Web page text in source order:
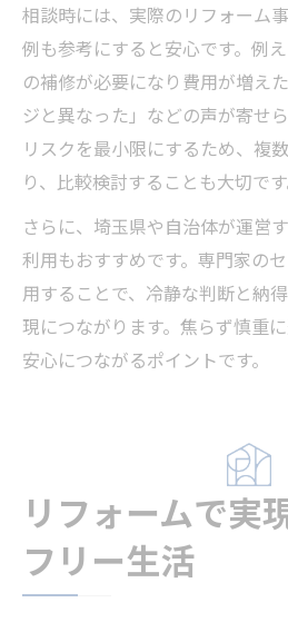
相談時には、実際のリフォーム
例も参考にすると安心です。例
の補修が必要になり費用が増え
ジと異なった」などの声が寄せ
リスクを最小限にするため、複
り、比較検討することも大切です
さらに、埼玉県や自治体が運営
利用もおすすめです。専門家の
用することで、冷静な判断と納
現につながります。焦らず慎重
安心につながるポイントです。
リフォームで実
フリー生活